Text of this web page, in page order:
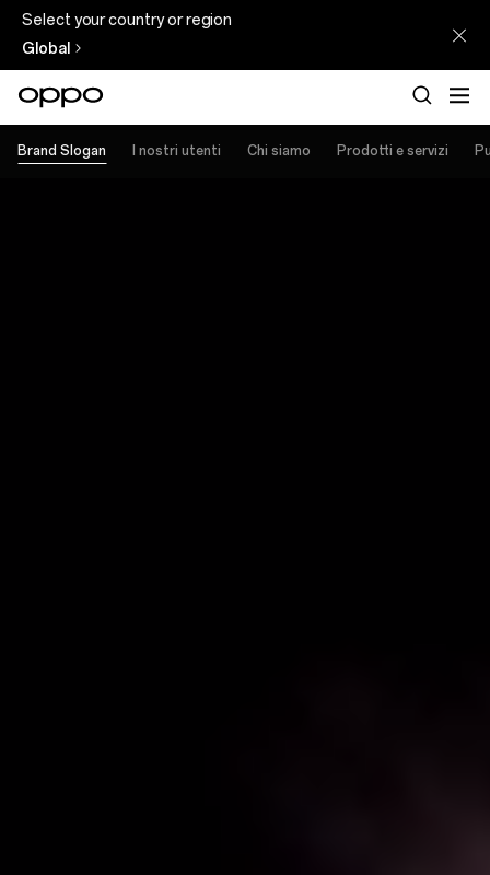
Select your country or region
Global
Brand Slogan I nostri utenti Chi siamo Prodotti e servizi